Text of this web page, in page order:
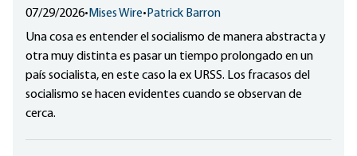
07/29/2026•Mises Wire•Patrick Barron
Una cosa es entender el socialismo de manera abstracta y
otra muy distinta es pasar un tiempo prolongado en un
país socialista, en este caso la ex URSS. Los fracasos del
socialismo se hacen evidentes cuando se observan de
cerca.